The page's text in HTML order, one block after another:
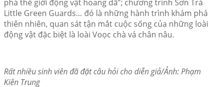
phá thế giới động vật hoang dã”; chương trình Sơn Trà
Little Green Guards… đó là những hành trình khám phá
thiên nhiên, quan sát tận mắt cuộc sống của những loài
động vật đặc biệt là loài Voọc chà vá chân nâu.
Rất nhiều sinh viên đã đặt câu hỏi cho diễn giả/Ảnh: Phạm
Kiên Trung